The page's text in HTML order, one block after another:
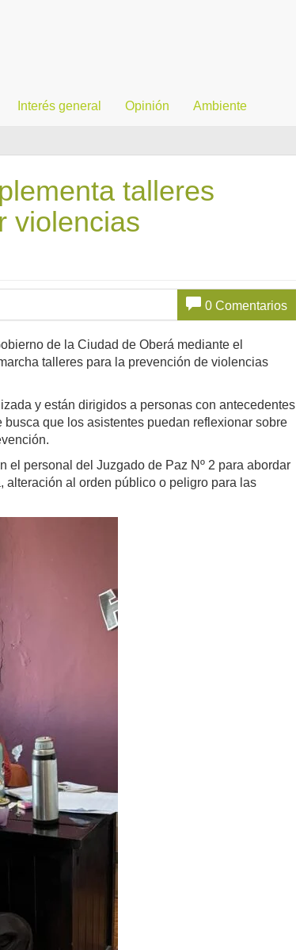
Interés general Opinión Ambiente
talleres
violencias
0 Comentarios
de la Ciudad de Oberá mediante el
talleres para la prevención de violencias
y están dirigidos a personas con antecedentes
que los asistentes puedan reflexionar sobre
el personal del Juzgado de Paz Nº 2 para abordar
al orden público o peligro para las